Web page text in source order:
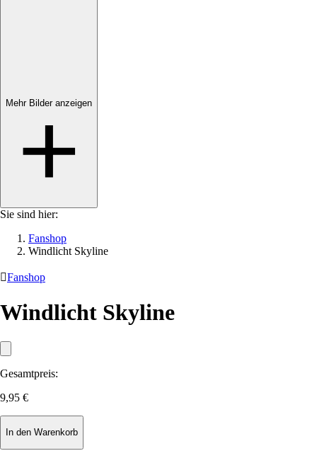
Mehr Bilder anzeigen
Sie sind hier:
Fanshop
Windlicht Skyline
Fanshop
Windlicht Skyline
Gesamtpreis:
9,95 €
In den Warenkorb